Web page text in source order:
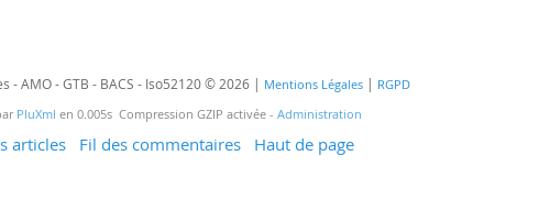
- AMO - GTB - BACS - Iso52120 © 2026 | Mentions Légales | RGPD
PluXml en 0.005s Compression GZIP activée - Administration
articles Fil des commentaires Haut de page